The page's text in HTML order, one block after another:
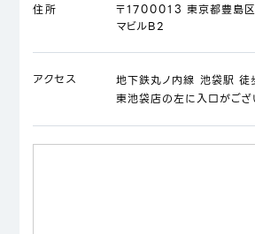
住所
〒1700013 東京都豊島
マビルB2
アクセス
地下鉄丸ノ内線 池袋駅 徒
東池袋店の左に入口がござ